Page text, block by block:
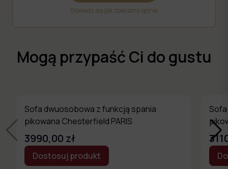
Dowiedz się jak zbieramy opinie
Mogą przypaść Ci do gustu
Sofa dwuosobowa z funkcją spania
pikowana Chesterfield PARIS
3990,00 zł
Dostosuj produkt